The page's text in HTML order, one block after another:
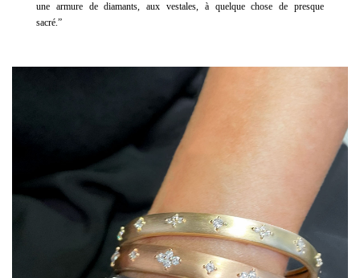
une armure de diamants, aux vestales, à quelque chose de presque
sacré.”